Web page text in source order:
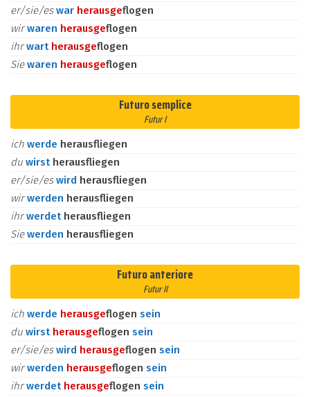
er/sie/eswar herausgeflogen
wirwaren herausgeflogen
ihrwart herausgeflogen
Siewaren herausgeflogen
Futuro semplice
Futur I
ich werde herausfliegen
du wirst herausfliegen
er/sie/eswird herausfliegen
wirwerden herausfliegen
ihrwerdet herausfliegen
Siewerden herausfliegen
Futuro anteriore
Futur II
ich werde herausgeflogen sein
du wirst herausgeflogen sein
er/sie/eswird herausgeflogen sein
wirwerden herausgeflogen sein
ihrwerdet herausgeflogen sein